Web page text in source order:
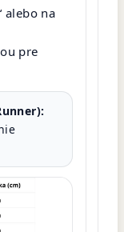
alebo na
pre